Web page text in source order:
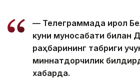
— Телеграммада Қирол
куни муносабати билан
раҳбарининг табриги
миннатдорчилик
хабарда.